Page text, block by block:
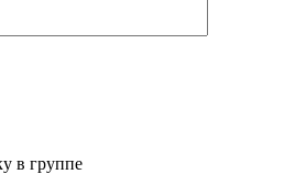
в группе